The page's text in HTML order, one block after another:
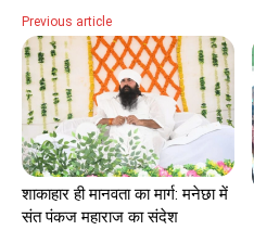
Previous article
शाकाहार ही मानवता का मार्ग: मनेछा में
संत पंकज महाराज का संदेश